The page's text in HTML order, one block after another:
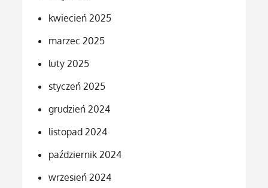
kwiecień 2025
marzec 2025
luty 2025
styczeń 2025
grudzień 2024
listopad 2024
październik 2024
wrzesień 2024